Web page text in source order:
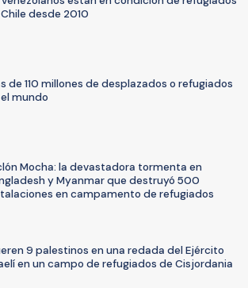
desde 2010
de 110 millones de desplazados o refugiados
mundo
Mocha: la devastadora tormenta en
y Myanmar que destruyó 500
en campamento de refugiados
9 palestinos en una redada del Ejército
en un campo de refugiados de Cisjordania